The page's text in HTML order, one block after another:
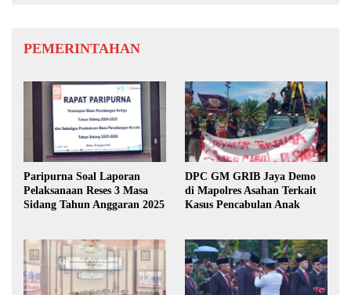
PEMERINTAHAN
Paripurna Soal Laporan
Pelaksanaan Reses 3 Masa
Sidang Tahun Anggaran 2025
DPC GM GRIB Jaya Demo
di Mapolres Asahan Terkait
Kasus Pencabulan Anak